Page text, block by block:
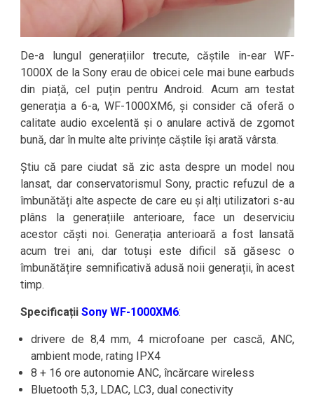
De-a lungul generațiilor trecute, căștile in-ear WF-
1000X de la Sony erau de obicei cele mai bune earbuds
din piață, cel puțin pentru Android. Acum am testat
generația a 6-a, WF-1000XM6, și consider că oferă o
calitate audio excelentă și o anulare activă de zgomot
bună, dar în multe alte privințe căștile își arată vârsta.
Știu că pare ciudat să zic asta despre un model nou
lansat, dar conservatorismul Sony, practic refuzul de a
îmbunătăți alte aspecte de care eu și alți utilizatori s-au
plâns la generațiile anterioare, face un deserviciu
acestor căști noi. Generația anterioară a fost lansată
acum trei ani, dar totuși este dificil să găsesc o
îmbunătățire semnificativă adusă noii generații, în acest
timp.
SpecificațiiSony WF-1000XM6:
drivere de 8,4 mm, 4 microfoane per cască, ANC,
ambient mode, rating IPX4
8 + 16 ore autonomie ANC, încărcare wireless
Bluetooth 5,3, LDAC, LC3, dual conectivity